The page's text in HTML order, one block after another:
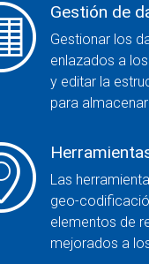
Gestión de
Gestionar los
enlazados a
y editar la
para
Las
geo-
elementos de
mejorados a